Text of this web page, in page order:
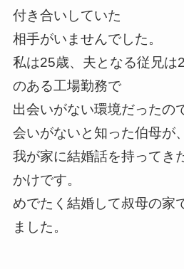
付き合いしていた
相手がいませんでした。
私は25歳、夫となる従兄は
のある工場勤務で
出会いがない環境だったの
会いがないと知った伯母が、
我が家に結婚話を持ってき
かけです。
めでたく結婚して叔母の家
ました。